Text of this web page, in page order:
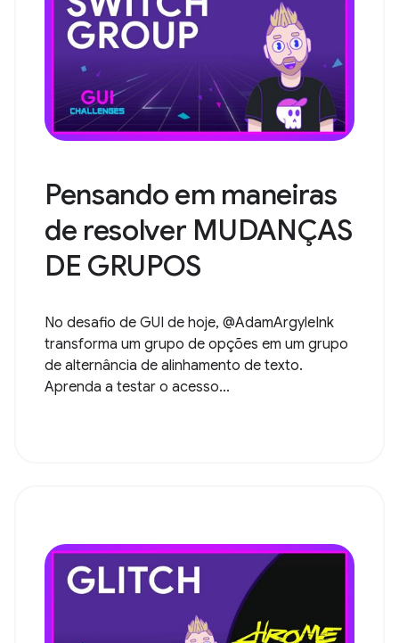
Pensando em maneiras
de resolver MUDANÇAS
DE GRUPOS
No desafio de GUI de hoje, @AdamArgyleInk
transforma um grupo de opções em um grupo
de alternância de alinhamento de texto.
Aprenda a testar o acesso...